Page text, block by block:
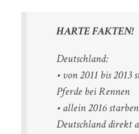
HARTE FAKTEN!
Deutschland:
• von 2011 bis 2013
Pferde bei Rennen
• allein 2016
Deutschland direkt